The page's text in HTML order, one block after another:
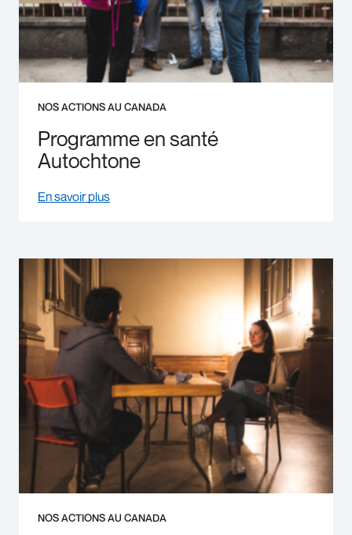
NOS ACTIONS AU CANADA
Programme en santé
Autochtone
En savoir plus
NOS ACTIONS AU CANADA